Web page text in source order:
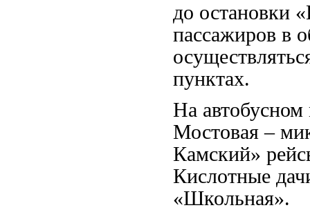
до остановки
пассажиров в
пунктах.
На
Мостовая –
Камский»
Кислотные
«Школьная».